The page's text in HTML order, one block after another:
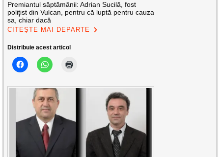
Premiantul săptămânii: Adrian Sucilă, fost
poliţist din Vulcan, pentru că luptă pentru cauza
sa, chiar dacă
CITEȘTE MAI DEPARTE
Distribuie acest articol